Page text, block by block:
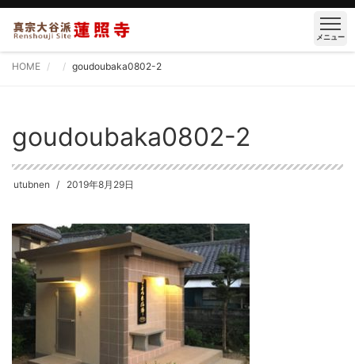
メニュー
HOME goudoubaka0802-2
goudoubaka0802-2
utubnen 2019年8月29日